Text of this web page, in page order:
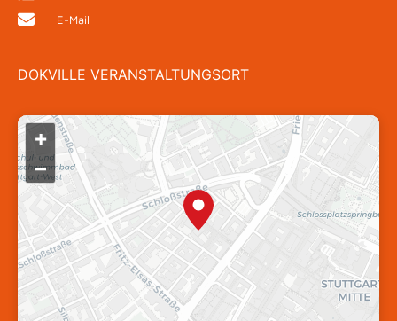
E-Mail
DOKVILLE VERANSTALTUNGSORT
+
–